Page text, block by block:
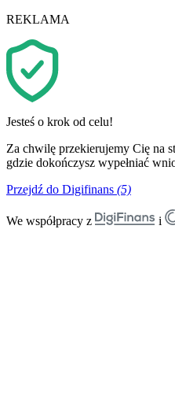
REKLAMA
Jesteś o krok od celu!
Za chwilę przekierujemy Cię na
gdzie dokończysz wypełniać
Przejdź do Digifinans (5)
We współpracy z i